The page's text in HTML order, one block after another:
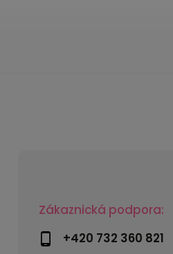
Zákaznická podpora:
+420 732 360 821